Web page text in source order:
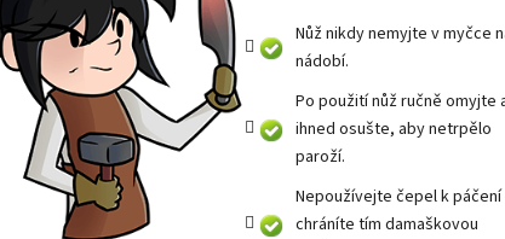
Nůž nikdy nemyjte v myčce
nádobí.
Po použití nůž ručně omyjte
ihned osušte, aby netrpělo
paroží.
Nepoužívejte čepel k páčení
chráníte tím damaškovou